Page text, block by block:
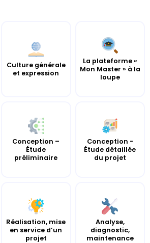
Culture générale
et expression
La plateforme «
Mon Master » à la
loupe
Conception –
Étude
préliminaire
Conception -
Étude détaillée
du projet
Réalisation, mise
en service d’un
projet
Analyse,
diagnostic,
maintenance